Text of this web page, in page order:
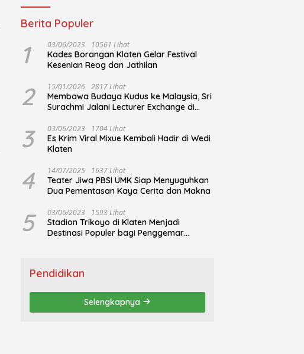
Berita Populer
1 03/06/2023 10561 Lihat
Kades Borangan Klaten Gelar Festival
Kesenian Reog dan Jathilan
2 15/01/2026 2817 Lihat
Membawa Budaya Kudus ke Malaysia, Sri
Surachmi Jalani Lecturer Exchange di
3 03/06/2023 1704 Lihat
Es Krim Viral Mixue Kembali Hadir di Wedi
Klaten
4 14/07/2025 1637 Lihat
Teater Jiwa PBSI UMK Siap Menyuguhkan
Dua Pementasan Kaya Cerita dan Makna
5 03/06/2023 1593 Lihat
Stadion Trikoyo di Klaten Menjadi
Destinasi Populer bagi Penggemar
Pendidikan
Selengkapnya